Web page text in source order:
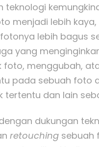
teknologi
menjadi lebih
lebih bagus
yang
foto, menggubah,
pada sebuah foto
tertentu dan lain
dukungan
retouching sebuah